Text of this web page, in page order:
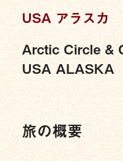
USA アラスカ
Arctic Circle &
USA ALASKA
旅の概要